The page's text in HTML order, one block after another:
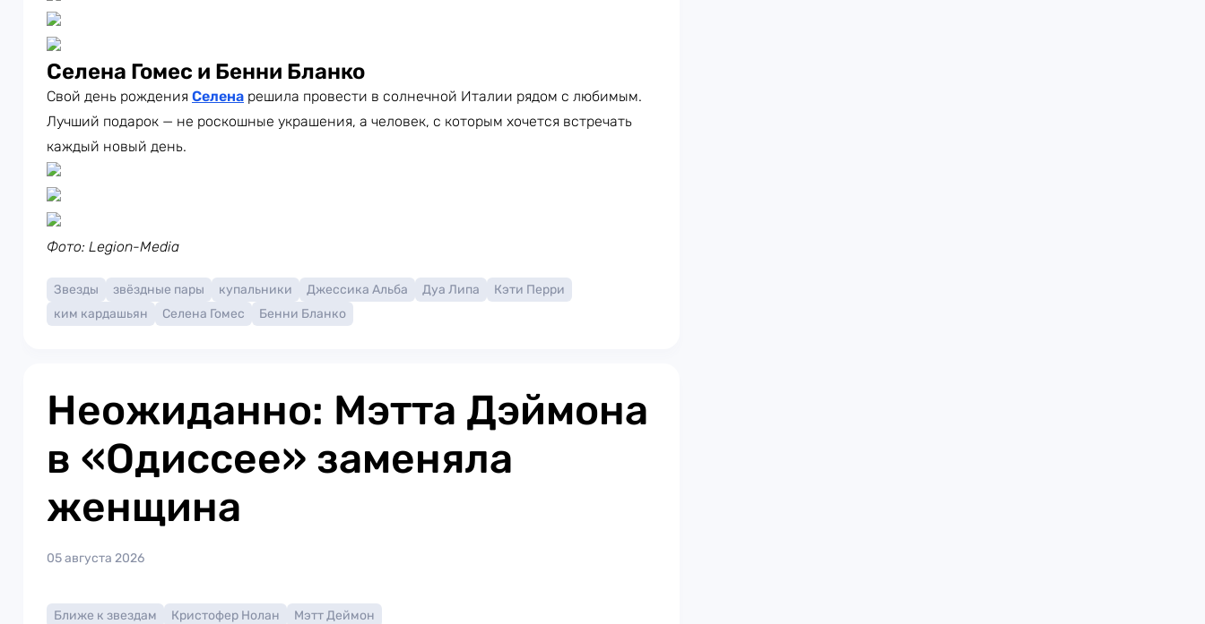
Селена Гомес и Бенни Бланко
Свой день рождения Селена решила провести в солнечной Италии рядом с любимым.
Лучший подарок — не роскошные украшения, а человек, с которым хочется встречать
каждый новый день.
Фото: Legion-Media
Звезды звёздные пары купальники Джессика Альба Дуа Липа
Кэти Перри
ким кардашьян
Селена Гомес Бенни Бланко
Неожиданно: Мэтта Дэймона
в «Одиссее» заменяла
женщина
05 августа 2026
Ближе к звездам Кристофер Нолан Мэтт Деймон